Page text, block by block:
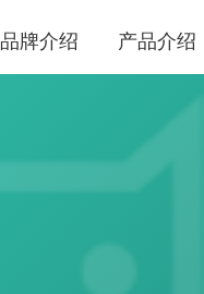
品牌介绍 产品介绍